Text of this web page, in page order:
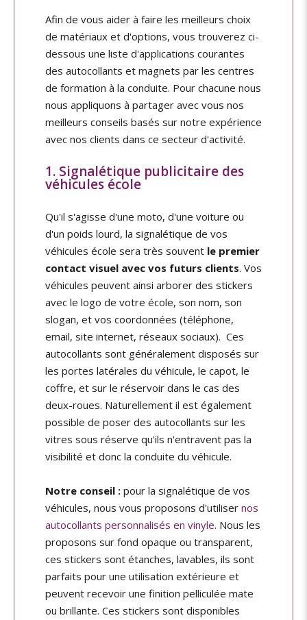
Afin de vous aider à faire les meilleurs choix
de matériaux et d'options, vous trouverez ci-
dessous une liste d'applications courantes
des autocollants et magnets par les centres
de formation à la conduite. Pour chacune nous
nous appliquons à partager avec vous nos
meilleurs conseils basés sur notre expérience
avec nos clients dans ce secteur d'activité.
1. Signalétique publicitaire des
véhicules école
Qu'il s'agisse d'une moto, d'une voiture ou
d'un poids lourd, la signalétique de vos
véhicules école sera très souvent le premier
contact visuel avec vos futurs clients. Vos
véhicules peuvent ainsi arborer des stickers
avec le logo de votre école, son nom, son
slogan, et vos coordonnées (téléphone,
email, site internet, réseaux sociaux). Ces
autocollants sont généralement disposés sur
les portes latérales du véhicule, le capot, le
coffre, et sur le réservoir dans le cas des
deux-roues. Naturellement il est également
possible de poser des autocollants sur les
vitres sous réserve qu'ils n'entravent pas la
visibilité et donc la conduite du véhicule.
Notre conseil : pour la signalétique de vos
véhicules, nous vous proposons d'utiliser nos
autocollants personnalisés en vinyle. Nous les
proposons sur fond opaque ou transparent,
ces stickers sont étanches, lavables, ils sont
parfaits pour une utilisation extérieure et
peuvent recevoir une finition pelliculée mate
ou brillante. Ces stickers sont disponibles